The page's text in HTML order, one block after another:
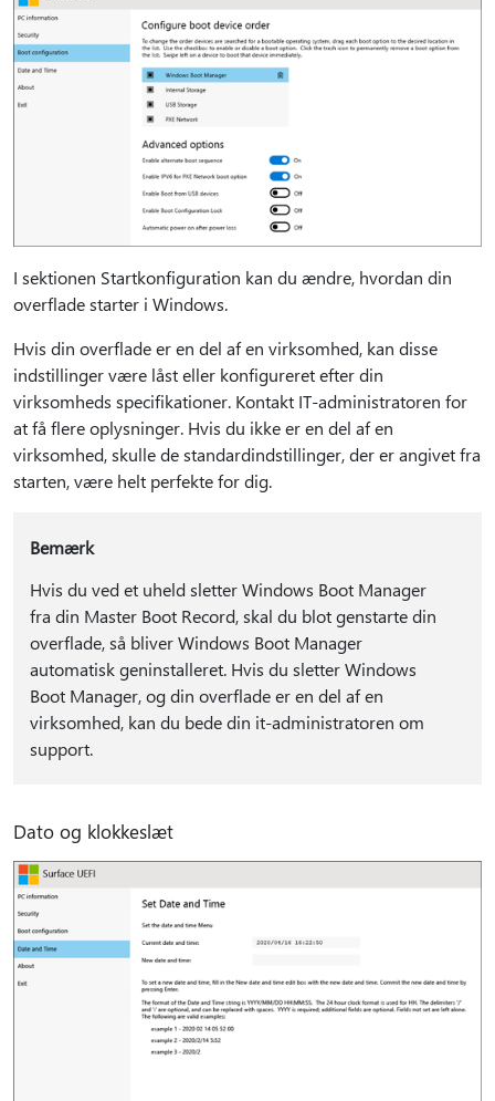
I sektionen Startkonfiguration kan du ændre, hvordan din
overflade starter i Windows.
Hvis din overflade er en del af en virksomhed, kan disse
indstillinger være låst eller konfigureret efter din
virksomheds specifikationer. Kontakt IT-administratoren for
at få flere oplysninger. Hvis du ikke er en del af en
virksomhed, skulle de standardindstillinger, der er angivet fra
starten, være helt perfekte for dig.
Bemærk
Hvis du ved et uheld sletter Windows Boot Manager
fra din Master Boot Record, skal du blot genstarte din
overflade, så bliver Windows Boot Manager
automatisk geninstalleret. Hvis du sletter Windows
Boot Manager, og din overflade er en del af en
virksomhed, kan du bede din it-administratoren om
support.
Dato og klokkeslæt